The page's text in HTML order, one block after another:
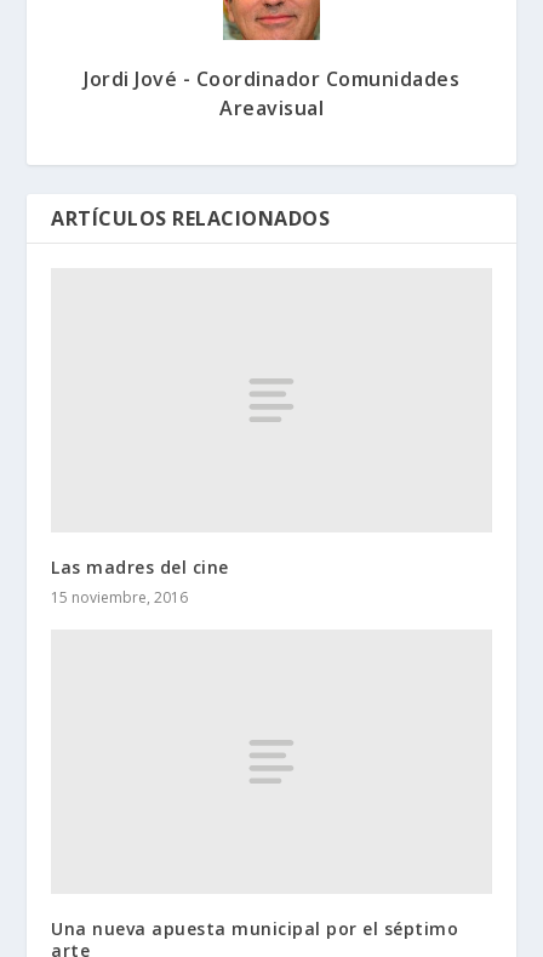
Jordi Jové - Coordinador Comunidades
Areavisual
ARTÍCULOS RELACIONADOS
Las madres del cine
15 noviembre, 2016
Una nueva apuesta municipal por el séptimo
arte